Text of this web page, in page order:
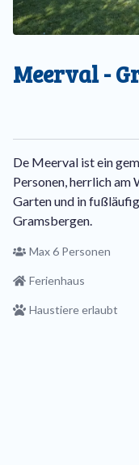
Meerval -
De Meerval ist ein
Personen, herrlich am
Garten und in
Gramsbergen.
Max 6 Personen
Ferienhaus
Haustiere erlaubt